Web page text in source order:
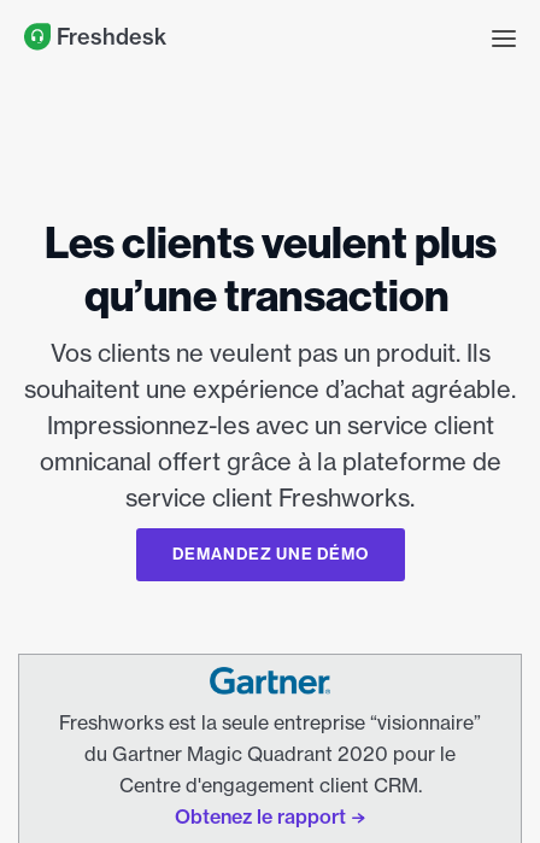
Freshdesk
Les clients veulent plus
qu’une transaction
Vos clients ne veulent pas un produit. Ils
souhaitent une expérience d’achat agréable.
Impressionnez-les avec un service client
omnicanal offert grâce à la plateforme de
service client Freshworks.
DEMANDEZ UNE DÉMO
Freshworks est la seule entreprise “visionnaire”
du Gartner Magic Quadrant 2020 pour le
Centre d'engagement client CRM.
Obtenez le rapport